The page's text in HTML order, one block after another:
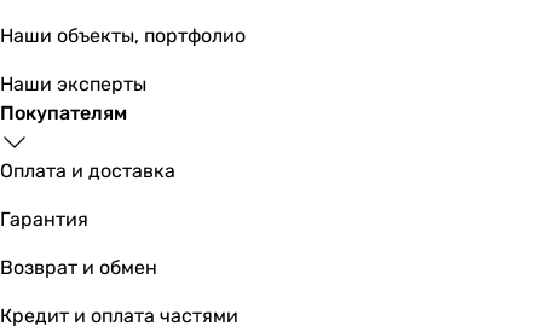
Наши объекты, портфолио
Наши эксперты
Покупателям
Оплата и доставка
Гарантия
Возврат и обмен
Кредит и оплата частями